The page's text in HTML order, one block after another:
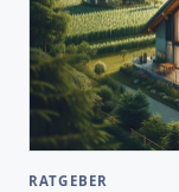
RATGEBER